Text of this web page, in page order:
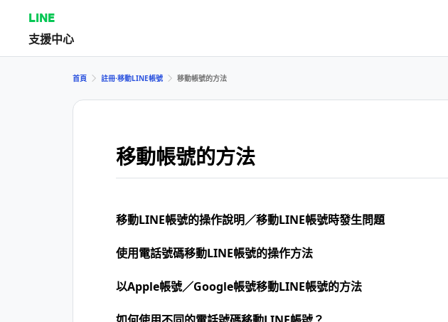
LINE
支援中心
首頁 註冊⋅移動LINE帳號 移動帳號的方法
移動帳號的方法
移動LINE帳號的操作說明／移動LINE帳號時發生問題
使用電話號碼移動LINE帳號的操作方法
以Apple帳號／Google帳號移動LINE帳號的方法